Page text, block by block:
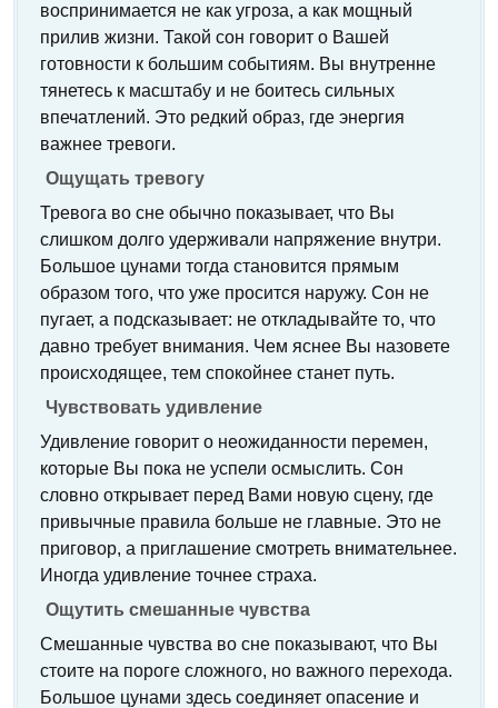
воспринимается не как угроза, а как мощный
прилив жизни. Такой сон говорит о Вашей
готовности к большим событиям. Вы внутренне
тянетесь к масштабу и не боитесь сильных
впечатлений. Это редкий образ, где энергия
важнее тревоги.
Ощущать тревогу
Тревога во сне обычно показывает, что Вы
слишком долго удерживали напряжение внутри.
Большое цунами тогда становится прямым
образом того, что уже просится наружу. Сон не
пугает, а подсказывает: не откладывайте то, что
давно требует внимания. Чем яснее Вы назовете
происходящее, тем спокойнее станет путь.
Чувствовать удивление
Удивление говорит о неожиданности перемен,
которые Вы пока не успели осмыслить. Сон
словно открывает перед Вами новую сцену, где
привычные правила больше не главные. Это не
приговор, а приглашение смотреть внимательнее.
Иногда удивление точнее страха.
Ощутить смешанные чувства
Смешанные чувства во сне показывают, что Вы
стоите на пороге сложного, но важного перехода.
Большое цунами здесь соединяет опасение и